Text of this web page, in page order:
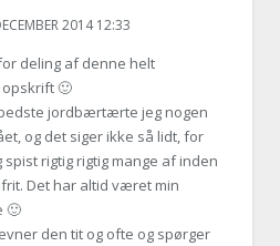
2014 12:33
deling af denne helt
🙂
jordbærtærte jeg nogen
og det siger ikke så lidt, for
spist rigtig rigtig mange af inden
Det har altid været min
🙂
den tit og ofte og spørger